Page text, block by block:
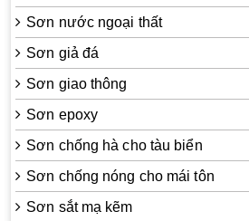
Sơn nước ngoại thất
Sơn giả đá
Sơn giao thông
Sơn epoxy
Sơn chống hà cho tàu biển
Sơn chống nóng cho mái tôn
Sơn sắt mạ kẽm